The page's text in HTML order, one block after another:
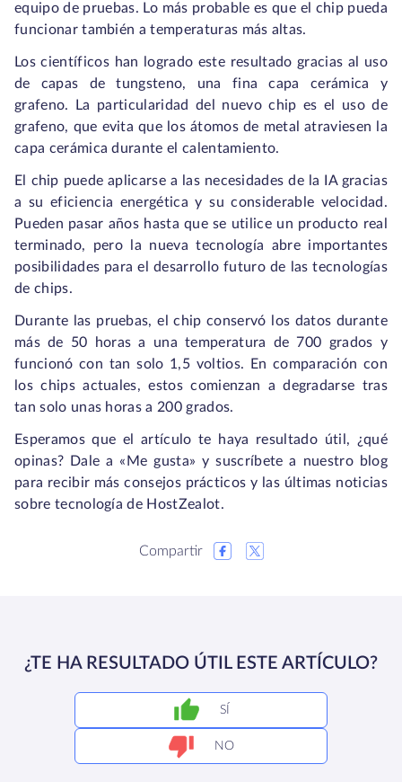
equipo de pruebas. Lo más probable es que el chip pueda
funcionar también a temperaturas más altas.
Los científicos han logrado este resultado gracias al uso
de capas de tungsteno, una fina capa cerámica y
grafeno. La particularidad del nuevo chip es el uso de
grafeno, que evita que los átomos de metal atraviesen la
capa cerámica durante el calentamiento.
El chip puede aplicarse a las necesidades de la IA gracias
a su eficiencia energética y su considerable velocidad.
Pueden pasar años hasta que se utilice un producto real
terminado, pero la nueva tecnología abre importantes
posibilidades para el desarrollo futuro de las tecnologías
de chips.
Durante las pruebas, el chip conservó los datos durante
más de 50 horas a una temperatura de 700 grados y
funcionó con tan solo 1,5 voltios. En comparación con
los chips actuales, estos comienzan a degradarse tras
tan solo unas horas a 200 grados.
Esperamos que el artículo te haya resultado útil, ¿qué
opinas? Dale a «Me gusta» y suscríbete a nuestro blog
para recibir más consejos prácticos y las últimas noticias
sobre tecnología de HostZealot.
Compartir
¿TE HA RESULTADO ÚTIL ESTE ARTÍCULO?
SÍ
NO